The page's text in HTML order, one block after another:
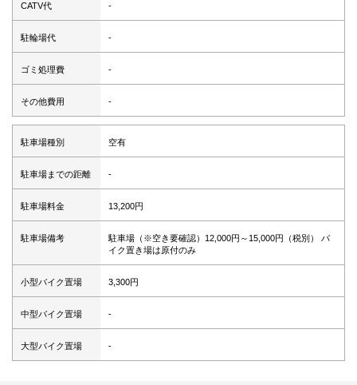
CATV代 -
駐輪場代 -
ゴミ処理費 -
その他費用 -
駐車場種別 空有
駐車場までの距離 -
駐車場料金 13,200円
駐車場備考
駐車場（※空き要確認）12,000円～15,000円（税別） バ
イク置き場は原付のみ
小型バイク置場 3,300円
中型バイク置場 -
大型バイク置場 -